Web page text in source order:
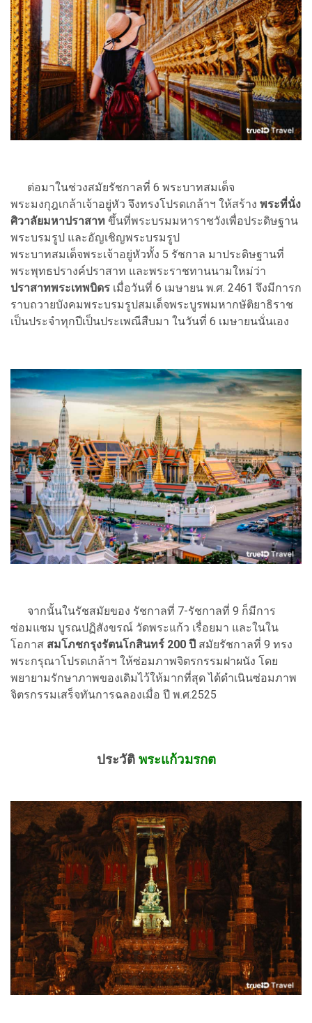
ต่อมาในช่วงสมัยรัชกาลที่ 6 พระบาทสมเด็จ
พระมงกุฎเกล้าเจ้าอยู่หัว จึงทรงโปรดเกล้าฯ ให้สร้าง พระที่นั่ง
ศิวาลัยมหาปราสาท ขึ้นที่พระบรมมหาราชวังเพื่อประดิษฐาน
พระบรมรูป และอัญเชิญพระบรมรูป
พระบาทสมเด็จพระเจ้าอยู่หัวทั้ง 5 รัชกาล มาประดิษฐานที่
พระพุทธปรางค์ปราสาท และพระราชทานนามใหม่ว่า
ปราสาทพระเทพบิดร เมื่อวันที่ 6 เมษายน พ.ศ. 2461 จึงมีการก
ราบถวายบังคมพระบรมรูปสมเด็จพระบูรพมหากษัติยาธิราช
เป็นประจำทุกปีเป็นประเพณีสืบมา ในวันที่ 6 เมษายนนั่นเอง
จากนั้นในรัชสมัยของ รัชกาลที่ 7-รัชกาลที่ 9 ก็มีการ
ซ่อมแซม บูรณปฏิสังขรณ์ วัดพระแก้ว เรื่อยมา และในใน
โอกาส สมโภชกรุงรัตนโกสินทร์ 200 ปี สมัยรัชกาลที่ 9 ทรง
พระกรุณาโปรดเกล้าฯ ให้ซ่อมภาพจิตรกรรมฝาผนัง โดย
พยายามรักษาภาพของเดิมไว้ให้มากที่สุด ได้ดำเนินซ่อมภาพ
จิตรกรรมเสร็จทันการฉลองเมื่อ ปี พ.ศ.2525
ประวัติ พระแก้วมรกต